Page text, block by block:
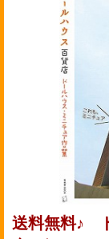
送料無料♪